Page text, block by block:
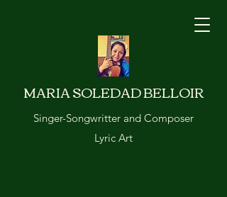
MARIA SOLEDAD BELLOIR
Singer-Songwritter and Composer
Lyric Art